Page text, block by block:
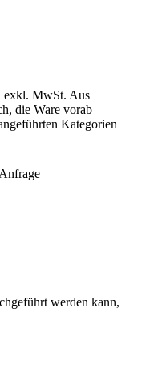
exkl. MwSt. Aus
die Ware vorab
Kategorien
werden kann,